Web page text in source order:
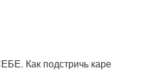
Как подстричь каре